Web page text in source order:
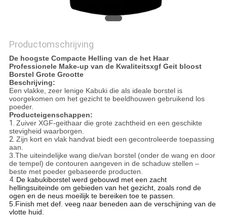
Productomschrijving
De hoogste Compacte Helling van de het Haar
Professionele Make-up van de Kwaliteitsxgf Geit bloost
Borstel Grote Grootte
Beschrijving:
Een vlakke, zeer lenige Kabuki die als ideale borstel is
voorgekomen om het gezicht te beeldhouwen gebruikend los
poeder.
Producteigenschappen:
1. Zuiver XGF-geithaar die grote zachtheid en een geschikte
stevigheid waarborgen.
2. Zijn kort en vlak handvat biedt een gecontroleerde toepassing
aan.
3.The uiteindelijke wang die/van borstel (onder de wang en door
de tempel) de contouren aangeven in de schaduw stellen –
beste met poeder gebaseerde producten.
4. De kabukiborstel werd gebouwd met een zacht
hellingsuiteinde om gebieden van het gezicht, zoals rond de
ogen en de neus moeilijk te bereiken toe te passen.
5.Finish met def. veeg naar beneden aan de verschijning van de
vlotte huid.